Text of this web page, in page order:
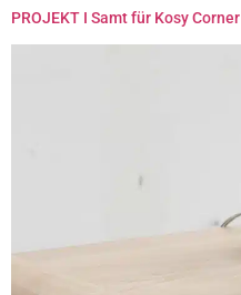
PROJEKT I Samt für Kosy Corner